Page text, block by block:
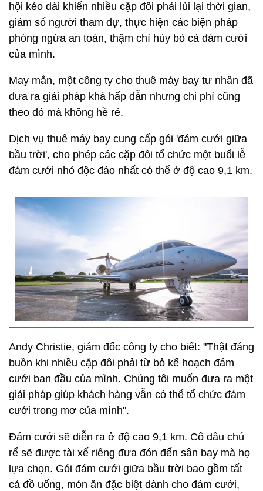
hội kéo dài khiến nhiều cặp đôi phải lùi lại thời gian,
giảm số người tham dự, thực hiện các biện pháp
phòng ngừa an toàn, thậm chí hủy bỏ cả đám cưới
của mình.
May mắn, một công ty cho thuê máy bay tư nhân đã
đưa ra giải pháp khá hấp dẫn nhưng chi phí cũng
theo đó mà không hề rẻ.
Dịch vụ thuê máy bay cung cấp gói 'đám cưới giữa
bầu trời', cho phép các cặp đôi tổ chức một buổi lễ
đám cưới nhỏ độc đáo nhất có thể ở độ cao 9,1 km.
Andy Christie, giám đốc công ty cho biết: "Thật đáng
buồn khi nhiều cặp đôi phải từ bỏ kế hoạch đám
cưới ban đầu của mình. Chúng tôi muốn đưa ra một
giải pháp giúp khách hàng vẫn có thể tổ chức đám
cưới trong mơ của mình".
Đám cưới sẽ diễn ra ở độ cao 9,1 km. Cô dâu chú
rể sẽ được tài xế riêng đưa đón đến sân bay mà họ
lựa chọn. Gói đám cưới giữa bầu trời bao gồm tất
cả đồ uống, món ăn đặc biệt dành cho đám cưới,